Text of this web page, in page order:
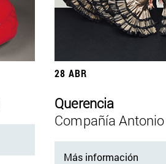
28 ABR
Querencia
Compañía
Más información